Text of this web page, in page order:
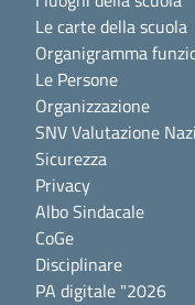
Le carte della scuola
Organigramma
Le Persone
Organizzazione
SNV Valutazione
Sicurezza
Privacy
Albo Sindacale
CoGe
Disciplinare
PA digitale "2026